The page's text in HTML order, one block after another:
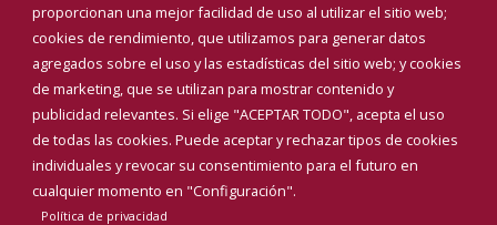
proporcionan una mejor facilidad de uso al utilizar el sitio web;
cookies de rendimiento, que utilizamos para generar datos
agregados sobre el uso y las estadísticas del sitio web; y cookies
de marketing, que se utilizan para mostrar contenido y
publicidad relevantes. Si elige "ACEPTAR TODO", acepta el uso
de todas las cookies. Puede aceptar y rechazar tipos de cookies
individuales y revocar su consentimiento para el futuro en
cualquier momento en "Configuración".
Política de privacidad
Política de privacidad
Política de Cookies
Declaración de accesibilidad